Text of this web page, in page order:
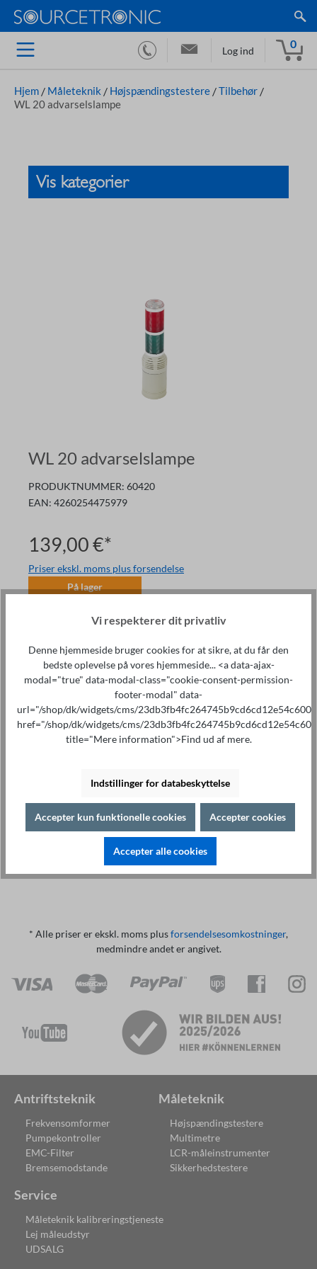
Log ind
0
Hjem / Måleteknik / Højspændingstestere /Tilbehør /
WL 20 advarselslampe
Vis kategorier
WL 20 advarselslampe
PRODUKTNUMMER: 60420
EAN: 4260254475979
139,00 €*
Priser ekskl. moms plus forsendelse
På lager
Specialistrådgivning på
Highlights Enheder: ST9200-serien, ST9300-serien
Kabellængde: 1.5m Standard: EN 50191 Lampe:
Rød/Grøn Funktion: rd HV ON/gr…Mere om det
* Alle priser er ekskl. moms plusforsendelsesomkostninger,
medmindre andet er angivet.
Antriftsteknik
Frekvensomformer
Pumpekontroller
EMC-Filter
Bremsemodstande
Måleteknik
Højspændingstestere
Multimetre
LCR-måleinstrumenter
Sikkerhedstestere
Service
Måleteknik kalibreringstjeneste
Lej måleudstyr
UDSALG
Vi respekterer dit privatliv
Denne hjemmeside bruger cookies for at sikre, at du får den
bedste oplevelse på vores hjemmeside... <a data-ajax-
modal="true" data-modal-class="cookie-consent-permission-
footer-modal" data-
url="/shop/dk/widgets/cms/23db3fb4fc264745b9cd6cd12e54c600"
href="/shop/dk/widgets/cms/
title="Mere information">Find ud af mere.
Indstillinger for databeskyttelse
Accepter kun funktionelle cookies Accepter cookies
Accepter alle cookies